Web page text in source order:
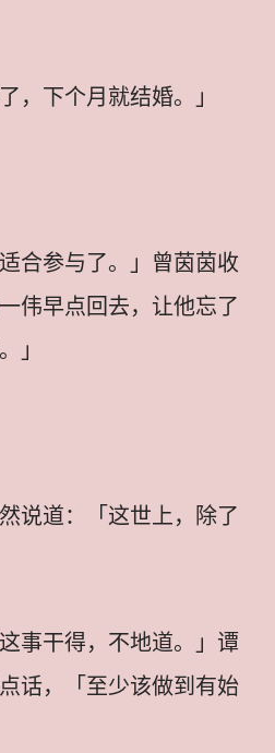
，下个月就结婚。」
合参与了。」曾茵茵收
伟早点回去，让他忘了
」
说道：「这世上，除了
事干得，不地道。」谭
话，「至少该做到有始